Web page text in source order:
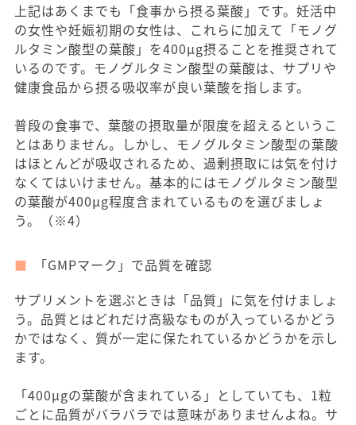
上記はあくまでも「食事から摂る葉酸」です。妊活中
の女性や妊娠初期の女性は、これらに加えて「モノグ
ルタミン酸型の葉酸」を400μg摂ることを推奨されて
いるのです。モノグルタミン酸型の葉酸は、サプリや
健康食品から摂る吸収率が良い葉酸を指します。
普段の食事で、葉酸の摂取量が限度を超えるというこ
とはありません。しかし、モノグルタミン酸型の葉酸
はほとんどが吸収されるため、過剰摂取には気を付け
なくてはいけません。基本的にはモノグルタミン酸型
の葉酸が400μg程度含まれているものを選びましょ
う。（※4）
「GMPマーク」で品質を確認
サプリメントを選ぶときは「品質」に気を付けましょ
う。品質とはどれだけ高級なものが入っているかどう
かではなく、質が一定に保たれているかどうかを示し
ます。
「400μgの葉酸が含まれている」としていても、1粒
ごとに品質がバラバラでは意味がありませんよね。サ